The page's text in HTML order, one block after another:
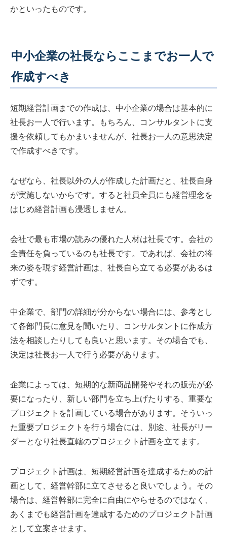
かといったものです。
中小企業の社長ならここまでお一人で
作成すべき
短期経営計画までの作成は、中小企業の場合は基本的に
社長お一人で行います。もちろん、コンサルタントに支
援を依頼してもかまいませんが、社長お一人の意思決定
で作成すべきです。
なぜなら、社長以外の人が作成した計画だと、社長自身
が実施しないからです。すると社員全員にも経営理念を
はじめ経営計画も浸透しません。
会社で最も市場の読みの優れた人材は社長です。会社の
全責任を負っているのも社長です。であれば、会社の将
来の姿を現す経営計画は、社長自ら立てる必要があるは
ずです。
中企業で、部門の詳細が分からない場合には、参考とし
て各部門長に意見を聞いたり、コンサルタントに作成方
法を相談したりしても良いと思います。その場合でも、
決定は社長お一人で行う必要があります。
企業によっては、短期的な新商品開発やそれの販売が必
要になったり、新しい部門を立ち上げたりする、重要な
プロジェクトを計画している場合があります。そういっ
た重要プロジェクトを行う場合には、別途、社長がリー
ダーとなり社長直轄のプロジェクト計画を立てます。
プロジェクト計画は、短期経営計画を達成するための計
画として、経営幹部に立てさせると良いでしょう。その
場合は、経営幹部に完全に自由にやらせるのではなく、
あくまでも経営計画を達成するためのプロジェクト計画
として立案させます。